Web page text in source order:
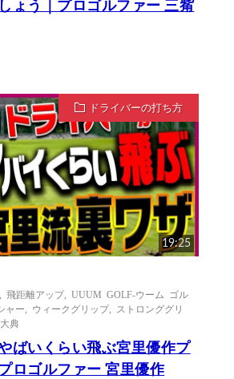
ょう｜プロゴルファー 三觜
ドライバーの打ち方
19:25
,飛距離アップ,UUUM GOLF-ウーム ゴル
ャー ウィークグリップ,
ストロンググリ
典
ばいくらい飛ぶ宮里優作プ
ロゴルファー 宮里優作